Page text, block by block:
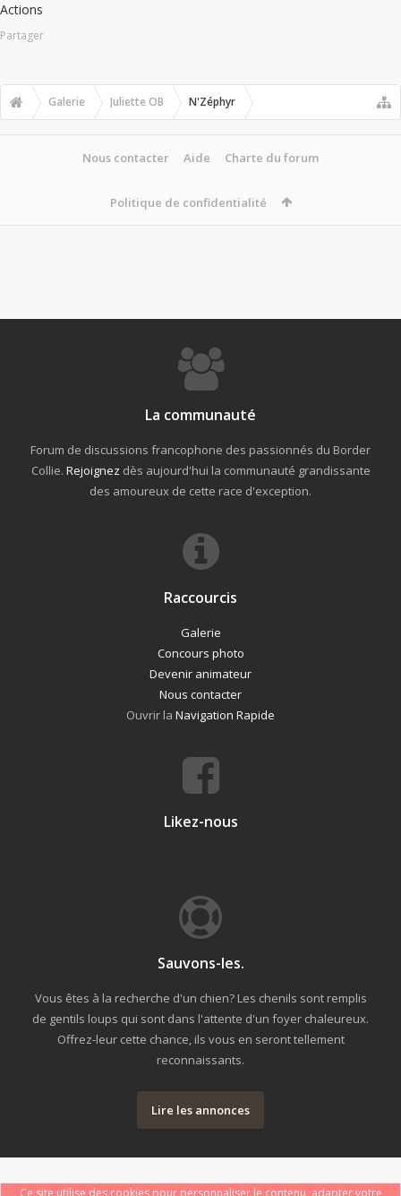
Actions
Partager
Galerie Juliette OB N'Zéphyr
Nous contacter Aide Charte du forum
Politique de confidentialité
La communauté
Forum de discussions francophone des passionnés du Border
Collie. Rejoignez dès aujourd'hui la communauté grandissante
des amoureux de cette race d'exception.
Raccourcis
Galerie
Concours photo
Devenir animateur
Nous contacter
Ouvrir la Navigation Rapide
Likez-nous
Sauvons-les.
Vous êtes à la recherche d'un chien? Les chenils sont remplis
de gentils loups qui sont dans l'attente d'un foyer chaleureux.
Offrez-leur cette chance, ils vous en seront tellement
reconnaissants.
Lire les annonces
Ce site utilise des cookies pour personnaliser le contenu, adapter votre